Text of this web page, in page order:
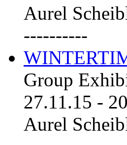
Aurel
----------
Group
27.11.15 -
Aurel